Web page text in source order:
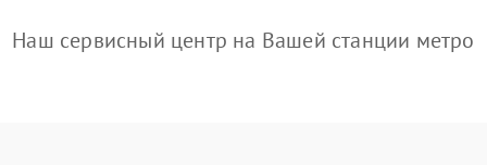
Наш сервисный центр на Вашей станции метро